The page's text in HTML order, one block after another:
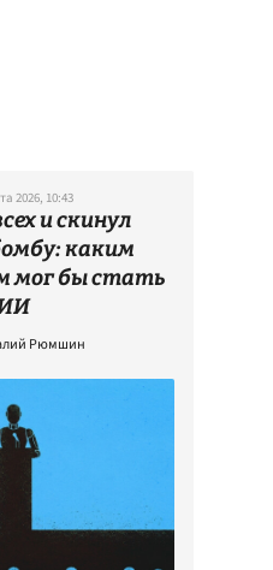
2026, 10:43
и скинул
каким
мог бы стать
Рюмшин